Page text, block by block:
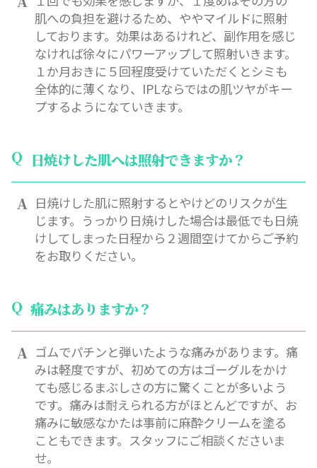
肌への負担を避けるため、ややマイルドに照射
しております。効果はあるけれど、副作用を感じ
なければ徐々にパワーアップして照射いきます。
１か月おきに５回程度受けていただくとシミも
全体的に薄くなり、IPLならではの肌ツヤがキー
プするようになていきます。
日焼けした肌へは照射できますか？
日焼けした肌に照射するとやけどのリスクが生
じます。うっかり日焼けした場合は最低でも日焼
けしてしまった日程から２週間空けてからご予約
をお取りください。
痛みはありますか？
ゴムでパチンと弾いたような痛みがあります。痛
みは軽度ですが、初めての方はゴーグルをかけ
ても感じるまぶしさの方に驚くことが多いよう
です。痛みは耐えられる方がほとんどですが、お
痛みに敏感なかたは事前に麻酔クリームを塗る
こともできます。スタッフにご相談くださいま
せ。